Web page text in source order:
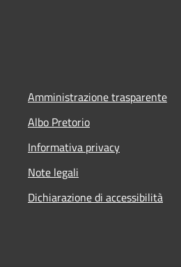
Amministrazione trasparente
Albo Pretorio
Informativa privacy
Note legali
Dichiarazione di accessibilità